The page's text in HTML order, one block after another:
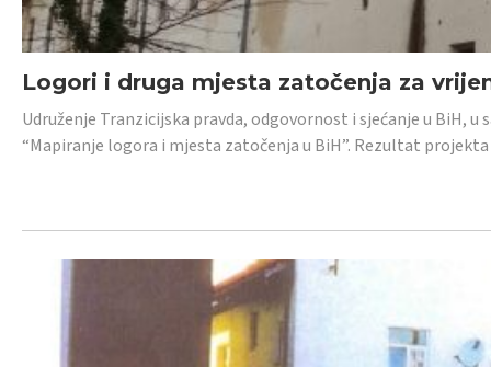
Logori i druga mjesta zatočenja za
Udruženje Tranzicijska pravda, odgovornost i sjećanje u BiH,
“Mapiranje logora i mjesta zatočenja u BiH”. Rezultat